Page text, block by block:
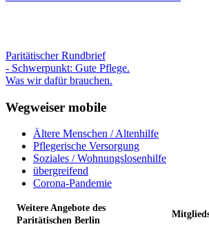
Paritätischer Rundbrief
- Schwerpunkt: Gute Pflege.
Was wir dafür brauchen.
Wegweiser mobile
Ältere Menschen / Altenhilfe
Pflegerische Versorgung
Soziales / Wohnungslosenhilfe
übergreifend
Corona-Pandemie
Weitere Angebote des
Paritätischen Berlin